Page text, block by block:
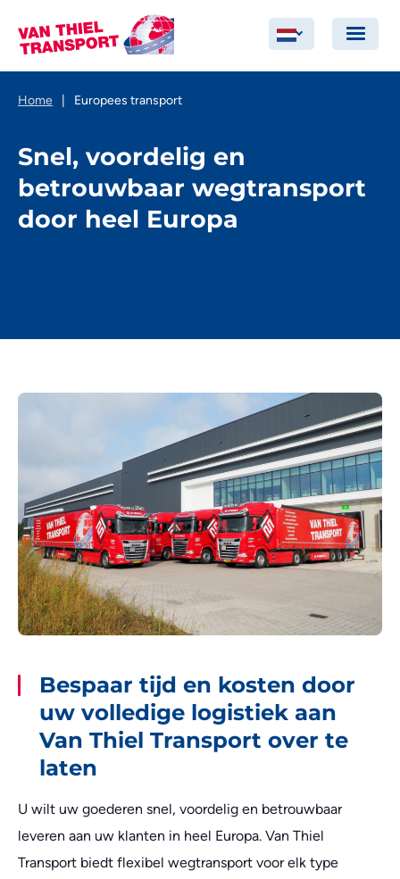
Home Europees transport
Snel, voordelig en
betrouwbaar wegtransport
door heel Europa
Bespaar tijd en kosten door
uw volledige logistiek aan
Van Thiel Transport over te
laten
U wilt uw goederen snel, voordelig en betrouwbaar
leveren aan uw klanten in heel Europa. Van Thiel
Transport biedt flexibel wegtransport voor elk type